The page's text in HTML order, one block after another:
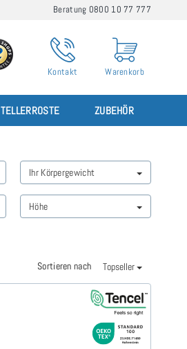
Beratung 0800 10 77 777
Kontakt Warenkorb
TELLERROSTE ZUBEHÖR
Ihr Körpergewicht
Höhe
Sortieren nach Topseller